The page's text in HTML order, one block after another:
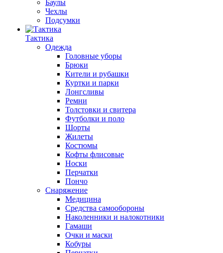
Баулы
Чехлы
Подсумки
Тактика
Одежда
Головные уборы
Брюки
Кители и рубашки
Куртки и парки
Лонгсливы
Ремни
Толстовки и свитера
Футболки и поло
Шорты
Жилеты
Костюмы
Кофты флисовые
Носки
Перчатки
Пончо
Снаряжение
Медицина
Средства самообороны
Наколенники и налокотники
Гамаши
Очки и маски
Кобуры